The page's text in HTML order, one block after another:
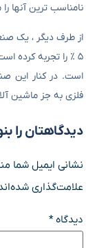
نامناسب ترین آنها
از طرف دیگر ، یک
۵ ٪ را تجربه
است. در کنار این
فلزی به جز ماشین آلات” نیز در سال ۶
دیدگاهتان را
نشانی ایمیل شما
علامت‌گذاری
دیدگاه*